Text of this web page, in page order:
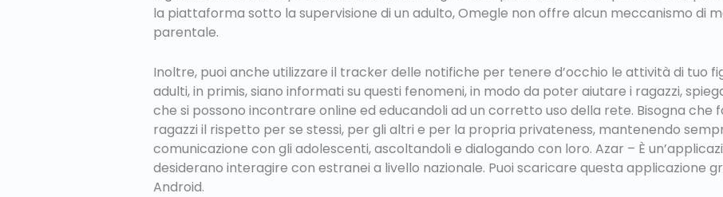
la piattaforma sotto la supervisione di un adulto, Omegle non offre alcun meccanismo di
parentale.
Inoltre, puoi anche utilizzare il tracker delle notifiche per tenere d’occhio le attività di tuo
adulti, in primis, siano informati su questi fenomeni, in modo da poter aiutare i ragazzi,
che si possono incontrare online ed educandoli ad un corretto uso della rete. Bisogna che
ragazzi il rispetto per se stessi, per gli altri e per la propria privateness, mantenendo
comunicazione con gli adolescenti, ascoltandoli e dialogando con loro. Azar – È
desiderano interagire con estranei a livello nazionale. Puoi scaricare questa applicazione
Android.